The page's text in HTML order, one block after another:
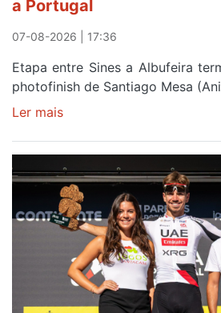
Elvas
a Portugal
07-08-2026 | 17:36
Etapa entre Sines a Albufeira
photofinish de Santiago Mesa
Ler mais
Oliveira
é
sexto
e
continua
Camisola
Amarela
ao